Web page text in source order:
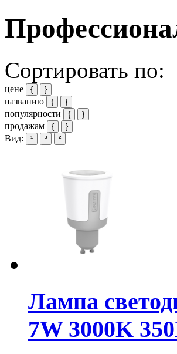
Сортировать по:
цене { }
названию { }
популярности { }
продажам { }
Вид: ¹ ³ ²
Лампа
7W 3000K